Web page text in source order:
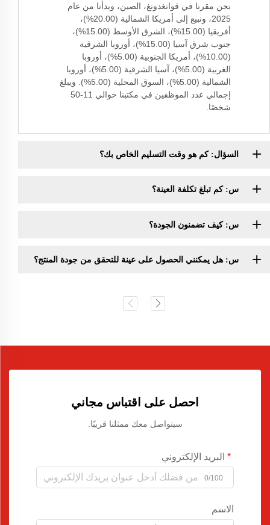
نحن مقرنا في قوانغدونغ، الصين، وبدأنا من عام
2025، ونبيع إلى أمريكا الشمالية (20.00%)،
أفريقيا (15.00%)، الشرق الأوسط (15.00%)،
جنوب شرق آسيا (15.00%)، أوروبا الشرقية
(10.00%)، أمريكا الجنوبية (5.00%)، أوروبا
الغربية (5.00%)، آسيا الشرقية (5.00%)، أوروبا
الشمالية (5.00%)، السوق المحلية (5.00%). ويبلغ
إجمالي عدد الموظفين في مكتبنا حوالي 11-50
شخصًا.
السؤال: كم هو وقت التسليم الخاص بك؟
س: كم تبلغ تكلفة العينة؟
س: كيف تضمنون الجودة؟
س: هل يمكنني الحصول على عينة للتحقق من جودة المنتج؟
احصل على اقتباس مجاني
سيتواصل معك ممثلنا قريبًا.
البريد الإلكتروني
0/100
الاسم